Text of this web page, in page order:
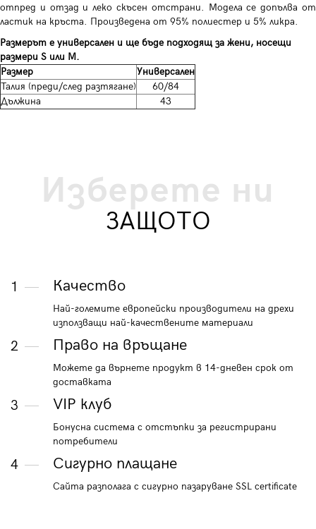
отпред и отзад и леко скъсен отстрани. Модела се допълва от
ластик на кръста. Произведена от 95% полиестер и 5% ликра.
Размерът е универсален и ще бъде подходящ за жени, носещи
размери S или M.
Размер
Универсален
Талия (преди/след разтягане)
60/84
Дължина
43
Изберете ни
ЗАЩОТО
1 Качество
Най-големите европейски производители на дрехи
използващи най-качествените материали
2 Право на връщане
Можете да върнете продукт в 14-дневен срок от
доставката
3 VIP клуб
Бонусна система с отстъпки за регистрирани
потребители
4 Сигурно плащане
Сайта разполага с сигурно пазаруване SSL certificate